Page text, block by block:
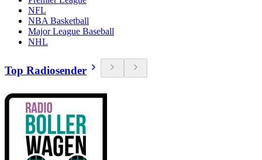
NFL
NBA Basketball
Major League Baseball
NHL
Top Radiosender